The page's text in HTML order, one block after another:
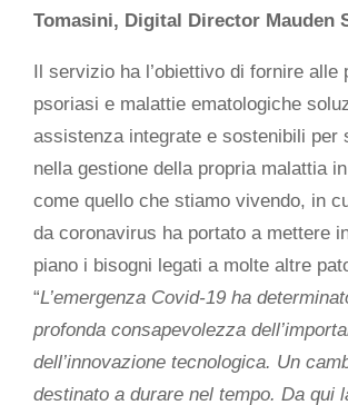
Tomasini, Digital Director Mauden
Il servizio ha l’obiettivo di fornire alle
psoriasi e malattie ematologiche
assistenza integrate e sostenibili per
nella gestione della propria malattia
come quello che stiamo vivendo, in
da coronavirus ha portato a mettere
piano i bisogni legati a molte altre
“L’emergenza Covid-19 ha
profonda consapevolezza
dell’innovazione tecnologica. Un
destinato a durare nel tempo. Da qui